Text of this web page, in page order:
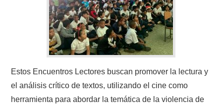
Estos Encuentros Lectores buscan promover la lectura y
el análisis crítico de textos, utilizando el cine como
herramienta para abordar la temática de la violencia de